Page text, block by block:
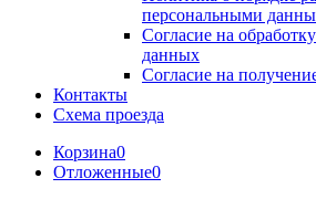
персональными
Согласие на
данных
Согласие на
Контакты
Схема проезда
Корзина0
Отложенные0